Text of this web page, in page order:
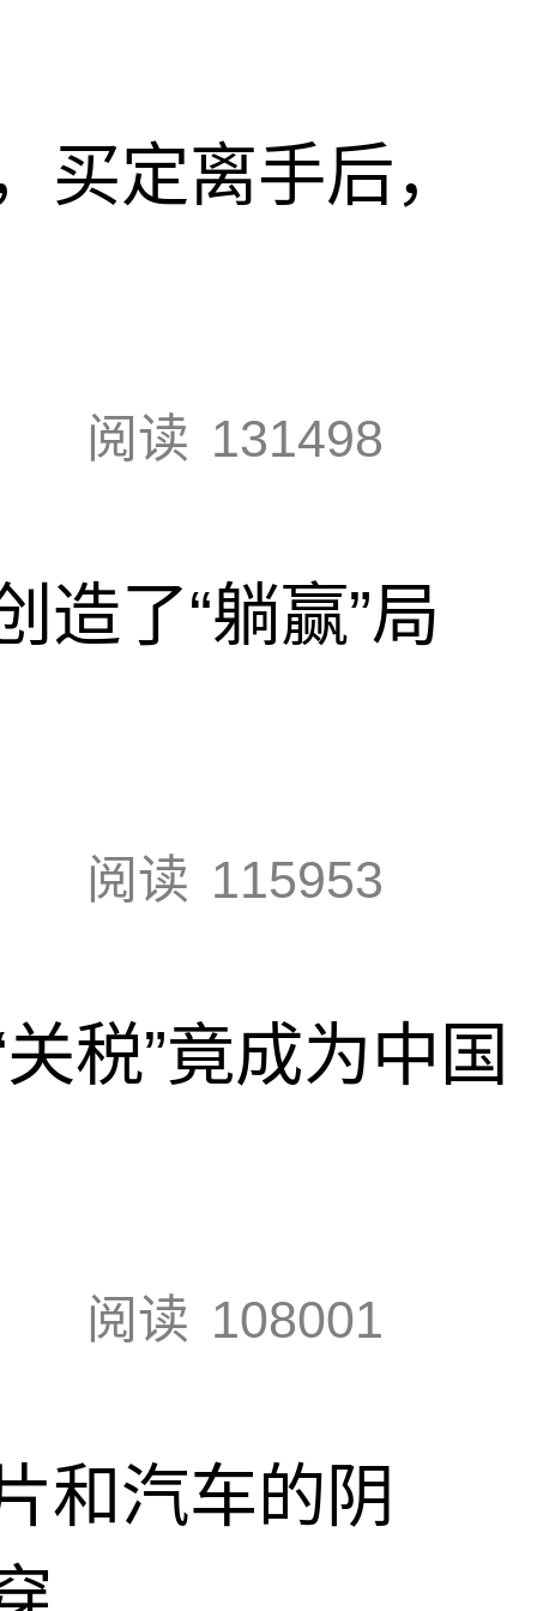
买定离手后，
阅读 131498
造了“躺赢”局
阅读 115953
税”竟成为中国
阅读 108001
和汽车的阴